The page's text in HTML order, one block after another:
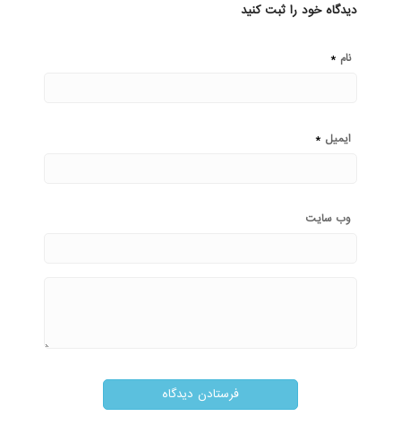
دیدگاه خود را ثبت کنید
نام *
ایمیل *
وب‌ سایت